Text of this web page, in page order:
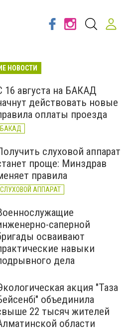
НОВОСТИ
16 августа на БАКАД
действовать новые
оплаты проезда
БАКАД
слуховой аппарат
проще: Минздрав
правила
СЛУХОВОЙ АППАРАТ
саперной
осваивают
навыки
дела
акция "Таза
объединила
22 тысяч жителей
области